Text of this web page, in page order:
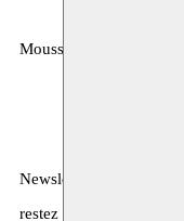
Moussem
Newsletter
restez informé·es sur